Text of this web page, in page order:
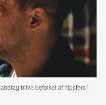
blive befolket af hipsters i